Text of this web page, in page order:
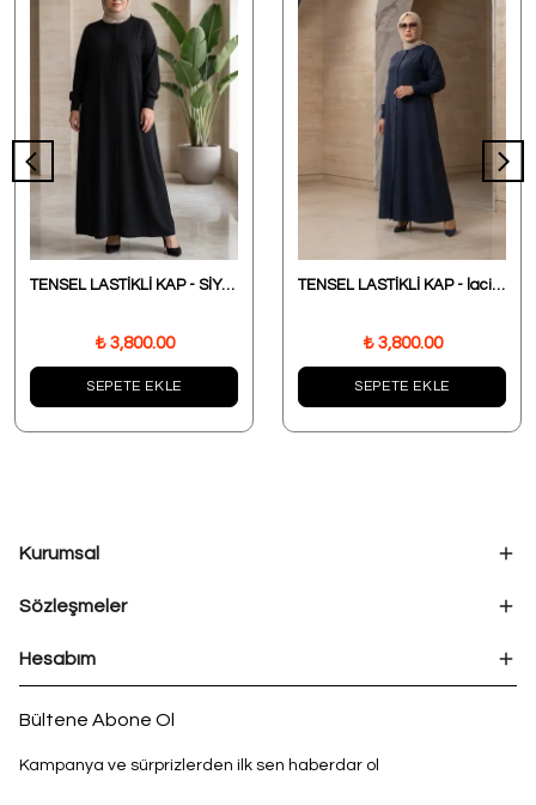
TENSEL LASTİKLİ KAP - SİYAH
₺ 3,800.00
SEPETE EKLE
TENSEL LASTİKLİ KAP - lacivert
₺ 3,800.00
SEPETE EKLE
Kurumsal
Sözleşmeler
Hesabım
Bültene Abone Ol
Kampanya ve sürprizlerden ilk sen haberdar ol